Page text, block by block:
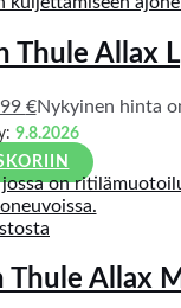
Thule Allax L
€Nykyinen hinta
9.8.2026
Allax M